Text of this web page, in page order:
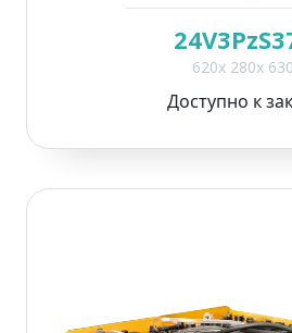
620x 280x 630
Доступно к